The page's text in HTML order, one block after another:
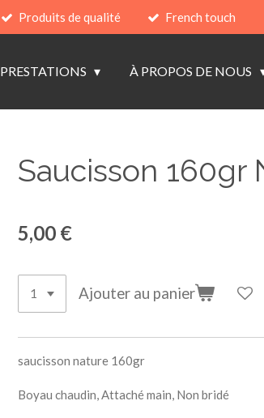
Produits de qualité French touch
PRESTATIONS À PROPOS DE NOUS
Saucisson 160gr
5,00 €
Ajouter au panier
saucisson nature 160gr
Boyau chaudin, Attaché main, Non bridé